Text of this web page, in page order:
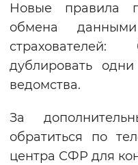
Новые правила
обмена
дублировать
ведомства.
За
обратиться по
центра СФР для